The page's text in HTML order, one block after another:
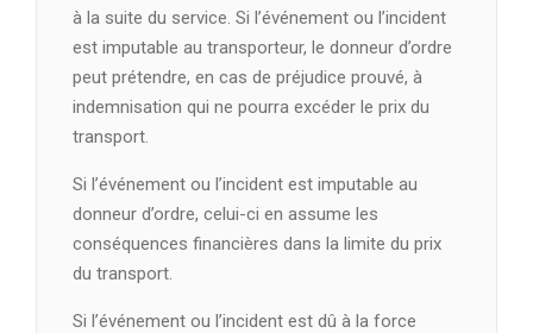
à la suite du service. Si l’événement ou l’incident
est imputable au transporteur, le donneur d’ordre
peut prétendre, en cas de préjudice prouvé, à
indemnisation qui ne pourra excéder le prix du
transport.
Si l’événement ou l’incident est imputable au
donneur d’ordre, celui-ci en assume les
conséquences financières dans la limite du prix
du transport.
Si l’événement ou l’incident est dû à la force